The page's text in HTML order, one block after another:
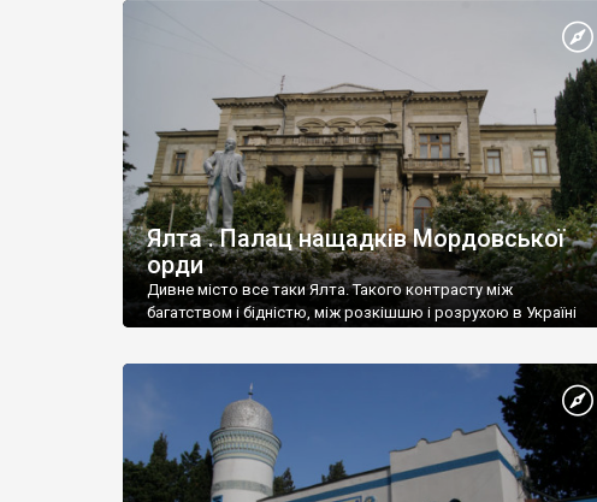
Ялта . Палац нащадків Мордовської
орди
Дивне місто все таки Ялта. Такого контрасту між
багатством і бідністю, між розкішшю і розрухою в Україні